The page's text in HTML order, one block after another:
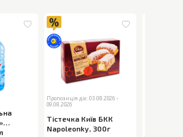
Пропозиція діє: 03.08.2026 -
09.08.2026
Тістечка Київ БКК
Napoleonky, 300г